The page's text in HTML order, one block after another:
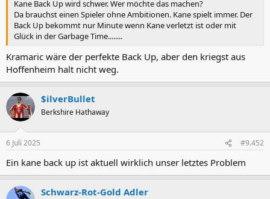
Kane Back Up wird schwer. Wer möchte das machen?
Da brauchst einen Spieler ohne Ambitionen. Kane spielt immer. Der
Back Up bekommt nur Minute wenn Kane verletzt ist oder mit
Glück in der Garbage Time........
Kramaric wäre der perfekte Back Up, aber den kriegst aus
Hoffenheim halt nicht weg.
$ilverBullet
Berkshire Hathaway
6 Juli 2025 #9.452
Ein kane back up ist aktuell wirklich unser letztes Problem
Schwarz-Rot-Gold Adler